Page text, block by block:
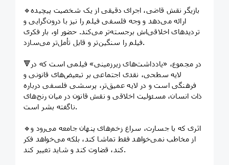
🔹بازیگر نقش قاضی، اجرای دقیقی از یک شخصیت پیچیده
ارائه می‌دهد و وجه فلسفی فیلم را نیز با درون‌گرایی و
تردیدهای اخلاقی‌اش برجسته‌تر می‌کند. حضور او، بار فکری
فیلم را سنگین‌تر و قابل تأمل‌تر می‌سازد.
🔻در مجموع، «یادداشت‌های زیرزمینی» فیلمی است که در
لایه سطحی، نقدی اجتماعی بر تبعیض‌های قانونی و
فرهنگی است و در لایه عمیق‌تر، پرسشی فلسفی درباره
ذات انسان، مسئولیت اخلاقی و نقش قانون در میان رنج‌های
ناگفته بشر است.
🔹اثری که با جسارت، سراغ زخم‌های پنهان جامعه می‌رود و
از مخاطب نمی‌خواهد فقط تماشا کند، بلکه می‌خواهد فکر
کند، قضاوت کند و شاید تغییر کند.